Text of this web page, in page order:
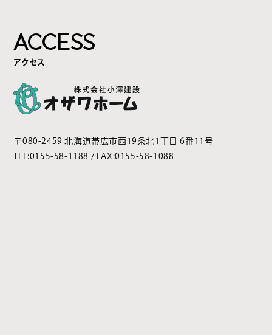
ACCESS
アクセス
〒080-2459 北海道帯広市西19条北1丁目 6番11号
TEL:0155-58-1188 / FAX:0155-58-1088